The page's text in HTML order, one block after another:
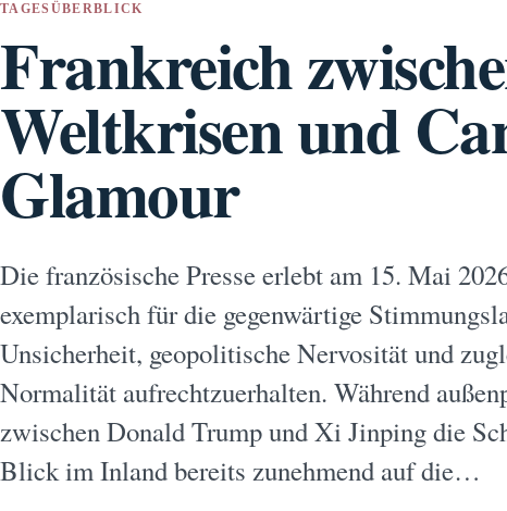
TAGESÜBERBLICK
Frankreich
Weltkrisen und
Glamour
Die französische Presse erlebt am 15. Mai
exemplarisch für die gegenwärtige
Unsicherheit, geopolitische Nervosität und
Normalität aufrechtzuerhalten. Während
zwischen Donald Trump und Xi Jinping die
Blick im Inland bereits zunehmend auf die…